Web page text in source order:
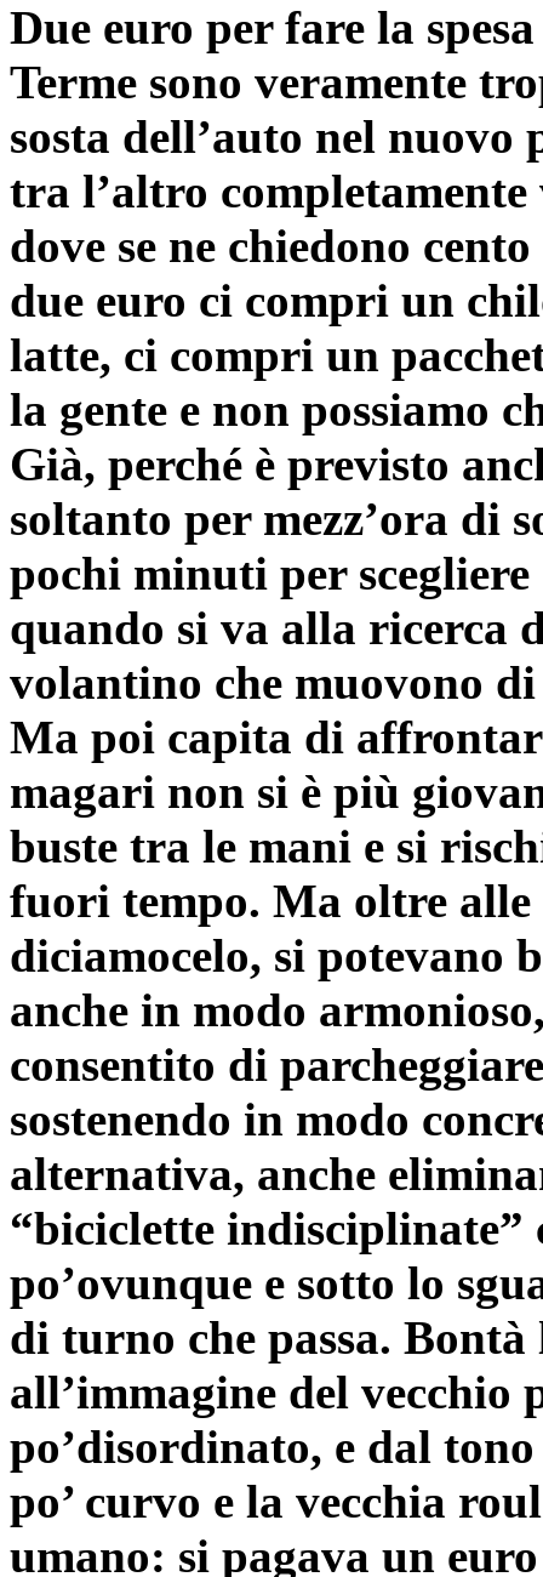
Due euro per fare la
Terme sono veramente
sosta dell’auto nel
tra l’altro
dove se ne chiedono
due euro ci compri un
latte, ci compri un
la gente e non possiamo
Già, perché è previsto
soltanto per mezz’ora di
pochi minuti per
quando si va alla ricerca
volantino che muovono
Ma poi capita di
magari non si è più
buste tra le mani e si
fuori tempo. Ma oltre alle
diciamocelo, si potevano
anche in modo
consentito di
sostenendo in modo
alternativa, anche
“biciclette indisciplinate”
po’ovunque e sotto lo
di turno che passa.
all’immagine del vecchio
po’disordinato, e dal
po’ curvo e la vecchia
umano: si pagava un